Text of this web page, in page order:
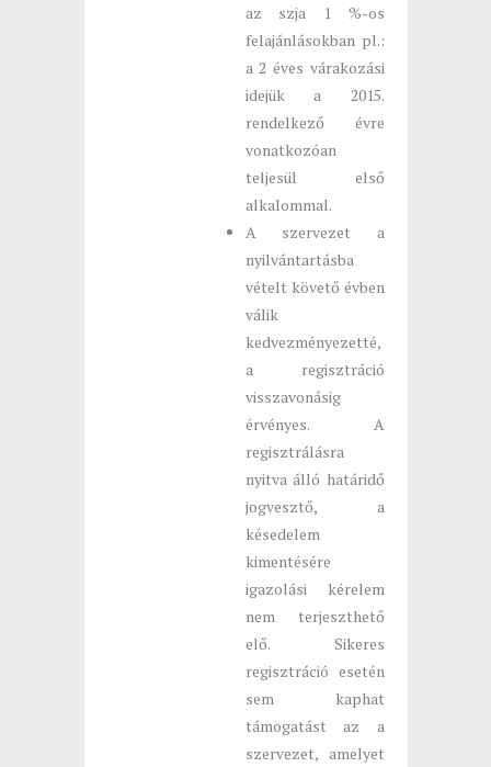
az szja 1 %-os
felajánlásokban pl.:
a 2 éves várakozási
idejük a 2015.
rendelkező évre
vonatkozóan
teljesül első
alkalommal.
A szervezet a
nyilvántartásba
vételt követő évben
válik
kedvezményezetté,
a regisztráció
visszavonásig
érvényes. A
regisztrálásra
nyitva álló határidő
jogvesztő, a
késedelem
kimentésére
igazolási kérelem
nem terjeszthető
elő. Sikeres
regisztráció esetén
sem kaphat
támogatást az a
szervezet, amelyet